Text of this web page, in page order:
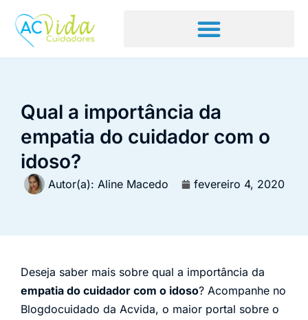
Qual a importância da
empatia do cuidador com o
idoso?
Autor(a): Aline Macedo fevereiro 4, 2020
Deseja saber mais sobre qual a importância da
empatia do cuidador com o idoso? Acompanhe no
Blogdocuidado da Acvida, o maior portal sobre o